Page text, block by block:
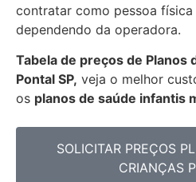
contratar como pessoa
dependendo da operadora.
Tabela de preços de Planos
Pontal SP, veja o melhor
os planos de saúde infantis
SOLICITAR PREÇOS
CRIANÇAS